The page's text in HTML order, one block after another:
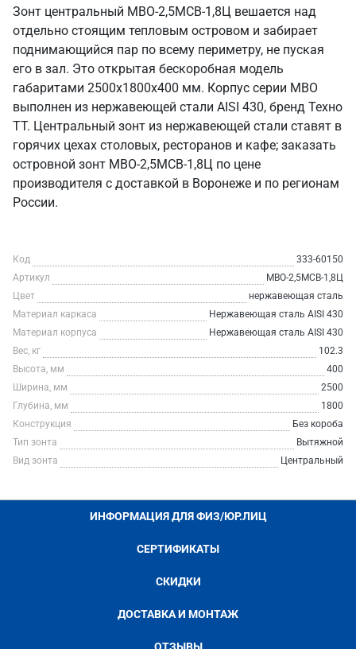
Зонт центральный МВО-2,5МСВ-1,8Ц вешается над
отдельно стоящим тепловым островом и забирает
поднимающийся пар по всему периметру, не пуская
его в зал. Это открытая бескоробная модель
габаритами 2500х1800х400 мм. Корпус серии МВО
выполнен из нержавеющей стали AISI 430, бренд Техно
ТТ. Центральный зонт из нержавеющей стали ставят в
горячих цехах столовых, ресторанов и кафе; заказать
островной зонт МВО-2,5МСВ-1,8Ц по цене
производителя с доставкой в Воронеже и по регионам
России.
Код
333-60150
Артикул
МВО-2,5МСВ-1,8Ц
Цвет
нержавеющая сталь
Материал каркаса
Нержавеющая сталь AISI 430
Материал корпуса
Нержавеющая сталь AISI 430
Вес, кг
102.3
Высота, мм
400
Ширина, мм
2500
Глубина, мм
1800
Конструкция
Без короба
Тип зонта
Вытяжной
Вид зонта
Центральный
ИНФОРМАЦИЯ ДЛЯ ФИЗ/ЮР.ЛИЦ
СЕРТИФИКАТЫ
СКИДКИ
ДОСТАВКА И МОНТАЖ